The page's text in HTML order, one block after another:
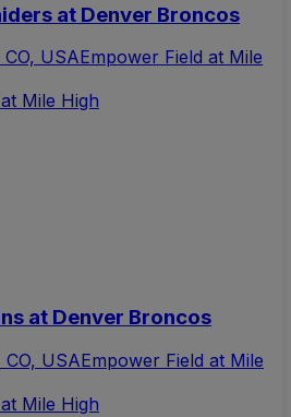
at Denver Broncos
USAEmpower Field at Mile
Mile High
at Denver Broncos
CO, USAEmpower Field at Mile
Mile High